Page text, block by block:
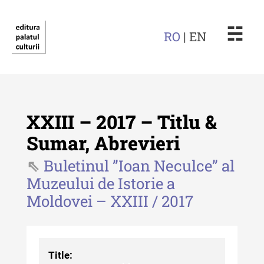
RO | EN ☵
Revista "Cercetări istorice"
Revista "Cercetări istorice" - XLIV
- 2025
XXIII – 2017 – Titlu &
Sumar, Abrevieri
Buletinul ”Ioan Neculce” al
Muzeului de Istorie a
Moldovei – XXIII / 2017
Title: